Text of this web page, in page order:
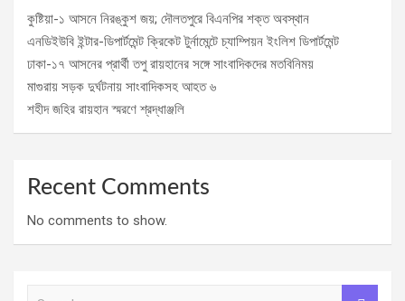
কুষ্টিয়া-১ আসনে নিরঙ্কুশ জয়; দৌলতপুরে বিএনপির শক্ত অবস্থান
এনডিইউবি ইন্টার-ডিপার্টমেন্ট ক্রিকেট টুর্নামেন্টে চ্যাম্পিয়ন ইংলিশ ডিপার্টমেন্ট
ঢাকা-১৭ আসনের প্রার্থী তপু রায়হানের সঙ্গে সাংবাদিকদের মতবিনিময়
মাগুরায় সড়ক দুর্ঘটনায় সাংবাদিকসহ আহত ৬
শহীদ জহির রায়হান স্মরণে শ্রদ্ধাঞ্জলি
Recent Comments
No comments to show.